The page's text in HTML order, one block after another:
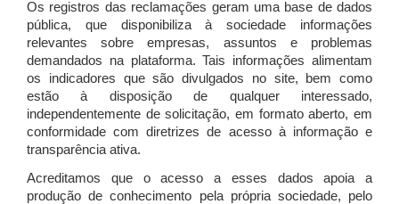
Os registros das reclamações geram uma base de dados
pública, que disponibiliza à sociedade informações
relevantes sobre empresas, assuntos e problemas
demandados na plataforma. Tais informações alimentam
os indicadores que são divulgados no site, bem como
estão à disposição de qualquer interessado,
independentemente de solicitação, em formato aberto, em
conformidade com diretrizes de acesso à informação e
transparência ativa.
Acreditamos que o acesso a esses dados apoia a
produção de conhecimento pela própria sociedade, pelo